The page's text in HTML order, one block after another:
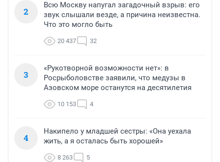
2
Всю Москву напугал загадочный взрыв: его
звук слышали везде, а причина неизвестна.
Что это могло быть
20 437 32
3
«Рукотворной возможности нет»: в
Росрыболовстве заявили, что медузы в
Азовском море останутся на десятилетия
10 153 4
4
Накипело у младшей сестры: «Она уехала
жить, а я осталась быть хорошей»
8 263 5